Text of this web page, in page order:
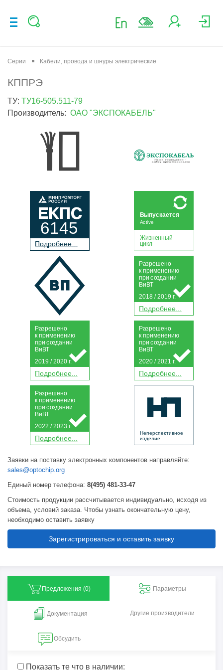
Серии Кабели, провода и шнуры электрические
КППРЭ
ТУ: ТУ16-505.511-79
Производитель: ОАО "ЭКСПОКАБЕЛЬ"
Подробнее...
6145
Жизненный
цикл
Active
Выпускается
Подробнее...
Разрешено
к применению
присоздании
Ви ВТ
2018 / 2019 г.
Подробнее...
Разрешено
к применению
присоздании
Ви ВТ
2019 / 2020 г.
Подробнее...
Разрешено
к применению
присоздании
Ви ВТ
2020 / 2021 г.
Подробнее...
Разрешено
к применению
присоздании
Ви ВТ
2022 / 2023 г.
Неперспективное
изделие
Заявки на поставку электронных компонентов направляйте:
sales@optochip.org
Единый номер телефона: 8(495) 481-33-47
Стоимость продукции рассчитывается индивидуально, исходя из
объема, условий заказа. Чтобы узнать окончательную цену,
необходимо оставить заявку
Зарегистрироваться и оставить заявку
Предложения (0) Параметры
Документация Другие производители
Обсудить
Показать те что в наличии: